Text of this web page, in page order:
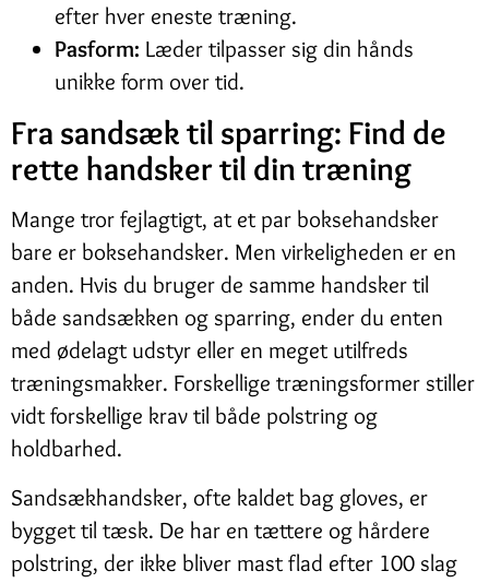
efter hver eneste træning.
Pasform: Læder tilpasser sig din hånds
unikke form over tid.
Fra sandsæk til sparring: Find de
rette handsker til din træning
Mange tror fejlagtigt, at et par boksehandsker
bare er boksehandsker. Men virkeligheden er en
anden. Hvis du bruger de samme handsker til
både sandsækken og sparring, ender du enten
med ødelagt udstyr eller en meget utilfreds
træningsmakker. Forskellige træningsformer stiller
vidt forskellige krav til både polstring og
holdbarhed.
Sandsækhandsker, ofte kaldet bag gloves, er
bygget til tæsk. De har en tættere og hårdere
polstring, der ikke bliver mast flad efter 100 slag